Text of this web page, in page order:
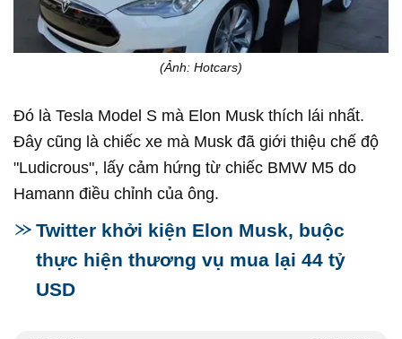
(Ảnh: Hotcars)
Đó là Tesla Model S mà Elon Musk thích lái nhất.
Đây cũng là chiếc xe mà Musk đã giới thiệu chế độ
"Ludicrous", lấy cảm hứng từ chiếc BMW M5 do
Hamann điều chỉnh của ông.
Twitter khởi kiện Elon Musk, buộc
thực hiện thương vụ mua lại 44 tỷ
USD